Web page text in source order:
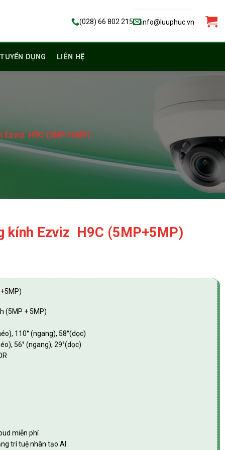
(028) 66 802 215 info@luuphuc.vn
TUYỂN DỤNG LIÊN HỆ
Ezviz H9C (5MP+5MP)
kính Ezviz H9C (5MP+5MP)
(5MP + 5MP)
110° (ngang), 58°(dọc)
56° (ngang), 29°(dọc)
miễn phí
trí tuệ nhân tạo AI